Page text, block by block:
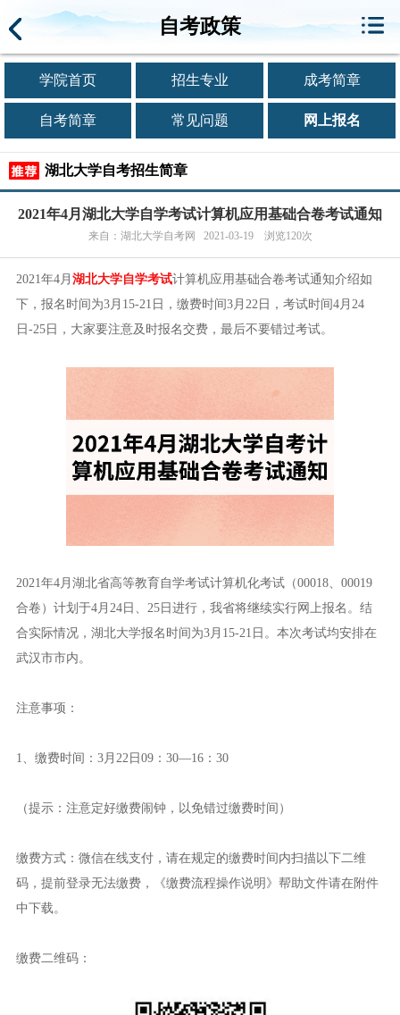
自考政策
学院首页 招生专业 成考简章
自考简章 常见问题 网上报名
湖北大学自考招生简章
2021年4月湖北大学自学考试计算机应用基础合卷考试通知
来自：湖北大学自考网 2021-03-19 浏览120次
2021年4月 湖北大学自学考试计算机应用基础合卷考试通知介绍如
下，报名时间为3月15-21日，缴费时间3月22日，考试时间4月24
日-25日，大家要注意及时报名交费，最后不要错过考试。
2021年4月湖北省高等教育自学考试计算机化考试（00018、00019
合卷）计划于4月24日、25日进行，我省将继续实行网上报名。结
合实际情况，湖北大学报名时间为3月15-21日。本次考试均安排在
武汉市市内。
注意事项：
1、缴费时间：3月22日09：30—16：30
（提示：注意定好缴费闹钟，以免错过缴费时间）
缴费方式：微信在线支付，请在规定的缴费时间内扫描以下二维
码，提前登录无法缴费，《缴费流程操作说明》帮助文件请在附件
中下载。
缴费二维码：